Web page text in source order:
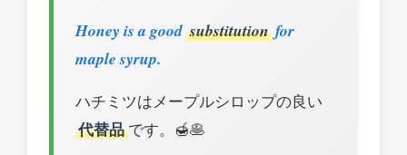
Honey is a good substitution for
maple syrup.
ハチミツはメープルシロップの良い
代替品です。🍯🥞